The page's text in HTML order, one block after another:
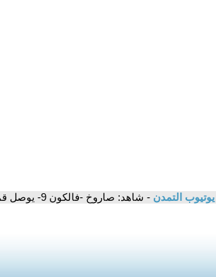
يوتيوب التمدن - شاهد: صاروخ -فالكون 9- يوصل قمراً اصطناعياً إلى الفضاء ويعود إلى الأرض